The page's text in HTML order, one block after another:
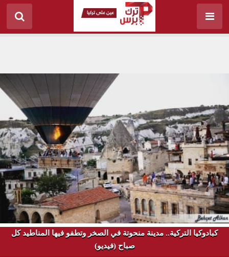
كبادوكيا التركية.. مدينة منحوتة في الصخر وتطفو فيها المناطيد كل
صباح (فيديو)